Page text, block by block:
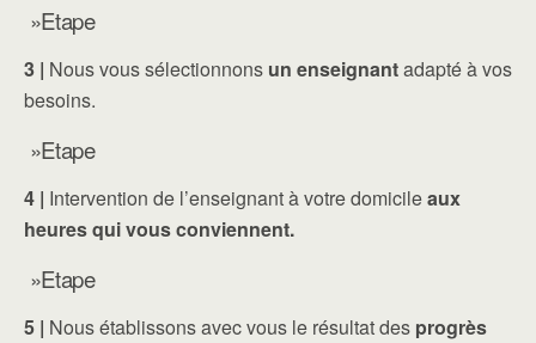
»Etape
3 | Nous vous sélectionnons un enseignantadapté à vos
besoins.
»Etape
4 | Intervention de l’enseignant à votre domicileaux
heures qui vous conviennent.
»Etape
5 | Nous établissons avec vous le résultat des progrès